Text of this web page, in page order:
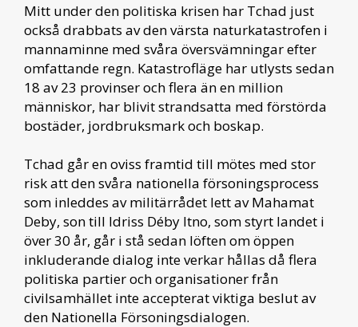
Mitt under den politiska krisen har Tchad just
också drabbats av den värsta naturkatastrofen i
mannaminne med svåra översvämningar efter
omfattande regn. Katastrofläge har utlysts sedan
18 av 23 provinser och flera än en million
människor, har blivit strandsatta med förstörda
bostäder, jordbruksmark och boskap.
Tchad går en oviss framtid till mötes med stor
risk att den svåra nationella försoningsprocess
som inleddes av militärrådet lett av Mahamat
Deby, son till Idriss Déby Itno, som styrt landet i
över 30 år, går i stå sedan löften om öppen
inkluderande dialog inte verkar hållas då flera
politiska partier och organisationer från
civilsamhället inte accepterat viktiga beslut av
den Nationella Försoningsdialogen.